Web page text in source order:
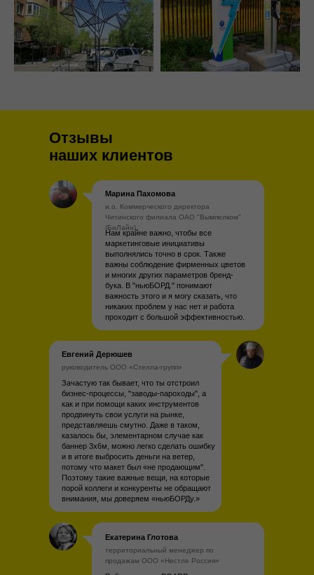
Нам крайне важно, чтобы все
маркетинговые инициативы
выполнялись точно в срок. Также
важны соблюдение фирменных цветов
и многих других параметров бренд-
бука. В "ньюБОРД." понимают
важность этого и я могу сказать, что
никаких проблем у нас нет и работа
проходит с большой эффективностью.
Отзывы
наших клиентов
Марина Пахомова
и.о. Коммерческого директора
Читинского филиала ОАО "Вымпелком"
(БиЛайн)
Евгений Дерюшев
руководитель ООО «Стелла-групп»
Зачастую так бывает, что ты отстроил
бизнес-процессы, "заводы-пароходы", а
как и при помощи каких инструментов
продвинуть свои услуги на рынке,
представляешь смутно. Даже в таком,
казалось бы, элементарном случае как
баннер 3х6м, можно легко сделать ошибку
и в итоге выбросить деньги на ветер,
потому что макет был «не продающим".
Поэтому такие важные вещи, на которые
порой коллеги и конкуренты не обращают
внимания, мы доверяем «ньюБОРДу.»
территориальный менеджер по
продажам ООО «Нестле Россия»
Екатерина Глотова